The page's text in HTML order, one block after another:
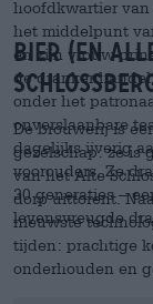
hoofdkwartier van
het middelpunt
en zijn vrouw
de
onder het
onverslaanbare
dagelijks ijverig
voorouders. Ze
30 generaties –
levensvreugde
Bier (en
De brouwerij is
gezelschap: ze is
van het Alte
dorp uittorent.
nieuwste
tijden: prachtige
onderhouden en